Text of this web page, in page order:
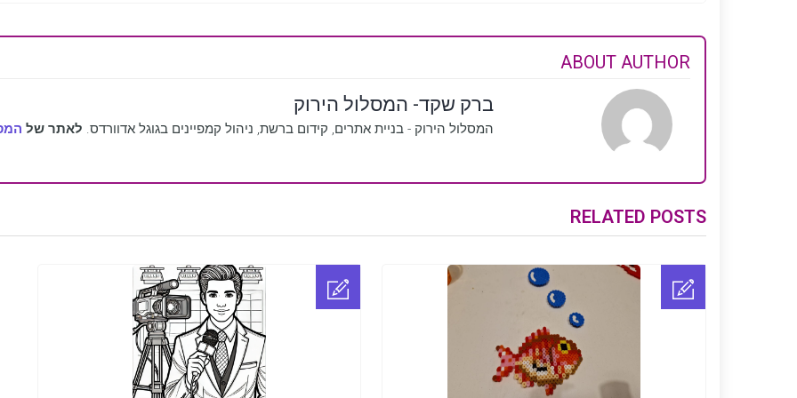
ABOUT AUTHOR
ברק שקד- המסלול הירוק
המסלול הירוק - בניית אתרים, קידום ברשת, ניהול קמפיינים בגוגל אדוורדס. לאתר של
RELATED POSTS